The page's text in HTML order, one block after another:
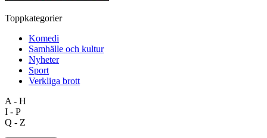
Toppkategorier
Komedi
Samhälle och kultur
Nyheter
Sport
Verkliga brott
A - H
I - P
Q - Z